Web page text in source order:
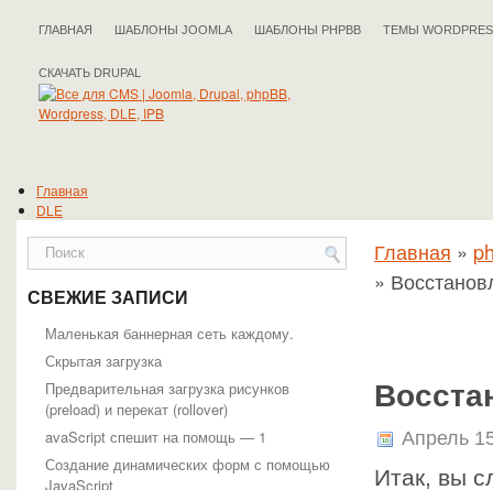
ГЛАВНАЯ ШАБЛОНЫ JOOMLA ШАБЛОНЫ PHPBB ТЕМЫ
СКАЧАТЬ DRUPAL
Главная
DLE
IPB
Joomla
phpBB
WordPress
Полезные статьи
СВЕЖИЕ ЗАПИСИ
Маленькая баннерная сеть каждому.
Скрытая загрузка
Предварительная загрузка рисунков
(preload) и перекат (rollover)
avaScript спешит на помощь — 1
Создание динамических форм с помощью
JavaScript
Главная »
»
Апрель
Итак, вы